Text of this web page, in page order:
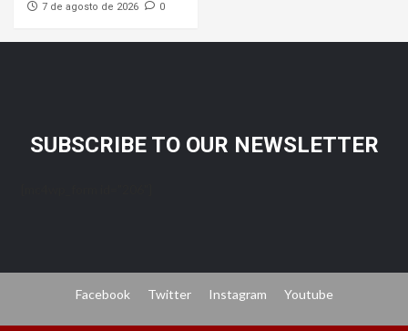
7 de agosto de 2026
0
SUBSCRIBE TO OUR NEWSLETTER
Facebook Twitter Instagram Youtube